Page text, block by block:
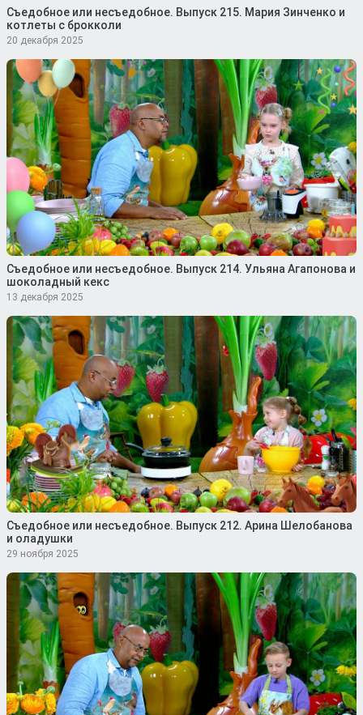
Съедобное или несъедобное. Выпуск 215. Мария Зинченко и
котлеты с брокколи
20 декабря 2025
Съедобное или несъедобное. Выпуск 214. Ульяна Агапонова и
шоколадный кекс
13 декабря 2025
Съедобное или несъедобное. Выпуск 212. Арина Шелобанова
и оладушки
29 ноября 2025